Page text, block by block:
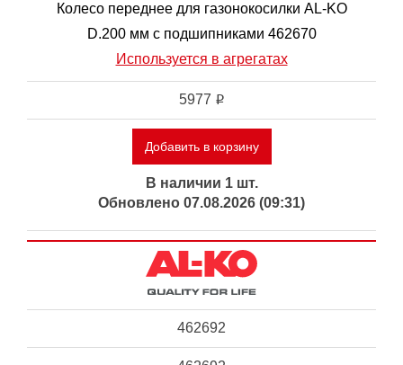
Колесо переднее для газонокосилки AL-KO
D.200 мм с подшипниками 462670
Используется в агрегатах
5977 i
Добавить в корзину
В наличии 1 шт.
Обновлено 07.08.2026 (09:31)
462692